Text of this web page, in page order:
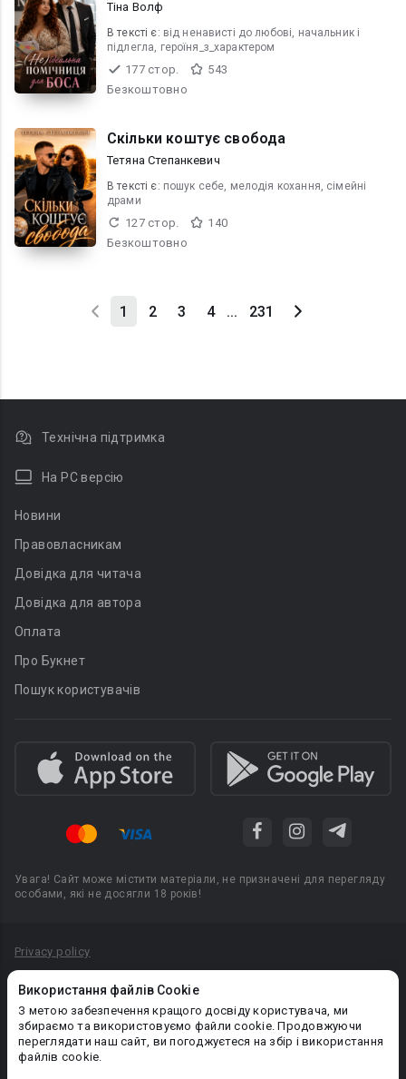
Тіна Волф
В текcті є: від ненависті до любові, начальник і
підлегла, героїня_з_характером
177 стор.
543
Безкоштовно
Скільки коштує свобода
Тетяна Степанкевич
В текcті є: пошук себе, мелодія кохання, сімейні
драми
127 стор.
140
Безкоштовно
1 2 3 4 ... 231
Використання файлів Cookie
З метою забезпечення кращого досвіду користувача, ми
збираємо та використовуємо файли cookie. Продовжуючи
переглядати наш сайт, ви погоджуєтеся на збір і використання
файлів cookie.
Технічна підтримка
На PC версію
Новини
Правовласникам
Довідка для читача
Довідка для автора
Оплата
Про Букнет
Пошук користувачів
Увага! Сайт може містити матеріали, не призначені для перегляду
особами, які не досягли 18 років!
Privacy policy
Політика конфіденційності
Правила публікації авторського контенту
PR-вiддiл: pr@booknet.com